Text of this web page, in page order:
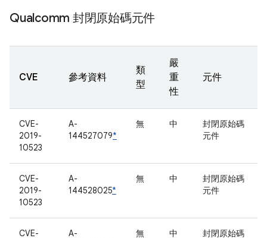
Qualcomm 封閉原始碼元件
CVE 參考資料
類
型
嚴
重
性
元件
CVE-
2019-
10523
A-
144527079*
無 中
封閉原始碼
元件
CVE-
2019-
10523
A-
144528025*
無 中
封閉原始碼
元件
CVE-
A-
無 中
封閉原始碼